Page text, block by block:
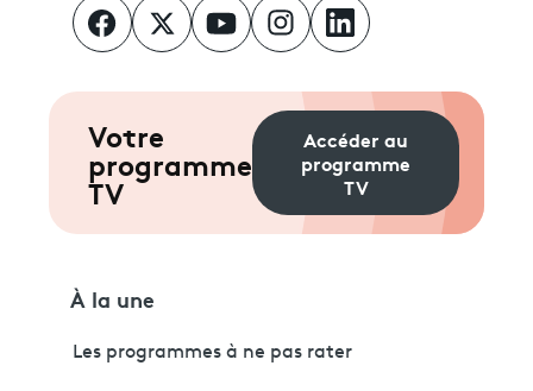
Votre
programme
TV
Accéder au
programme
TV
À la une
Les programmes à ne pas rater